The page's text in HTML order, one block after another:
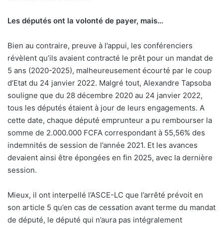
Les députés ont la volonté de payer, mais…
Bien au contraire, preuve à l’appui, les conférenciers
révèlent qu’ils avaient contracté le prêt pour un mandat de
5 ans (2020-2025), malheureusement écourté par le coup
d’Etat du 24 janvier 2022. Malgré tout, Alexandre Tapsoba
souligne que du 28 décembre 2020 au 24 janvier 2022,
tous les députés étaient à jour de leurs engagements. A
cette date, chaque député emprunteur a pu rembourser la
somme de 2.000.000 FCFA correspondant à 55,56% des
indemnités de session de l’année 2021. Et les avances
devaient ainsi être épongées en fin 2025, avec la dernière
session.
Mieux, il ont interpellé l’ASCE-LC que l’arrêté prévoit en
son article 5 qu’en cas de cessation avant terme du mandat
de député, le député qui n’aura pas intégralement